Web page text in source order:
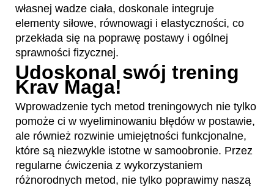
własnej wadze ciała, doskonale integruje
elementy siłowe, równowagi i elastyczności, co
przekłada się na poprawę postawy i ogólnej
sprawności fizycznej.
Udoskonal swój trening
Krav Maga!
Wprowadzenie tych metod treningowych nie tylko
pomoże ci w wyeliminowaniu błędów w postawie,
ale również rozwinie umiejętności funkcjonalne,
które są niezwykle istotne w samoobronie. Przez
regularne ćwiczenia z wykorzystaniem
różnorodnych metod, nie tylko poprawimy naszą